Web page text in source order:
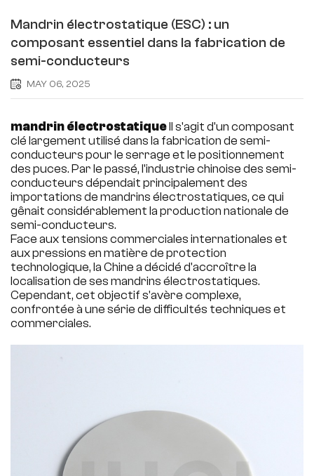
Mandrin électrostatique (ESC) : un
composant essentiel dans la fabrication de
semi-conducteurs
MAY 06, 2025
mandrin électrostatiqueIl s'agit d'un composant
clé largement utilisé dans la fabrication de semi-
conducteurs pour le serrage et le positionnement
des puces. Par le passé, l'industrie chinoise des semi-
conducteurs dépendait principalement des
importations de mandrins électrostatiques, ce qui
gênait considérablement la production nationale de
semi-conducteurs.
Face aux tensions commerciales internationales et
aux pressions en matière de protection
technologique, la Chine a décidé d'accroître la
localisation de ses mandrins électrostatiques.
Cependant, cet objectif s'avère complexe,
confrontée à une série de difficultés techniques et
commerciales.